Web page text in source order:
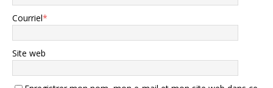
Courriel*
Site web